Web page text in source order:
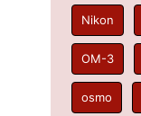
Nikon
OM-3
osmo